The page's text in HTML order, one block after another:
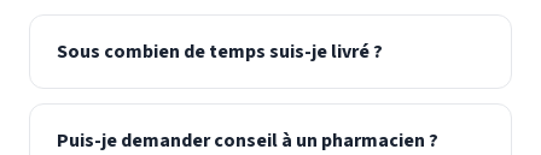
Sous combien de temps suis-je livré ?
Puis-je demander conseil à un pharmacien ?